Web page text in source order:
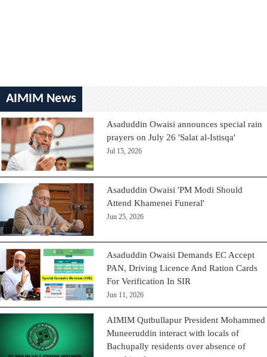
AIMIM News
Asaduddin Owaisi announces special rain
prayers on July 26 'Salat al-Istisqa'
Jul 15, 2026
Asaduddin Owaisi 'PM Modi Should
Attend Khamenei Funeral'
Jun 25, 2026
Asaduddin Owaisi Demands EC Accept
PAN, Driving Licence And Ration Cards
For Verification In SIR
Jun 11, 2026
AIMIM Qutbullapur President Mohammed
Muneeruddin interact with locals of
Bachupally residents over absence of